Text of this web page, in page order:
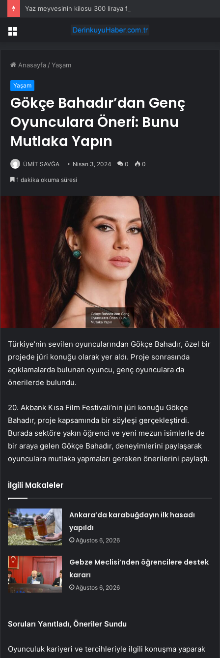
Yaz meyvesinin kilosu 300 liraya fırladı, emekli isyan etti
Menü
Anasayfa /Yaşam
Yaşam
Gökçe Bahadır’dan Genç
Oyunculara Öneri: Bunu
Mutlaka Yapın
ÜMİT SAVĞA Nisan 3, 2024 0 0
1 dakika okuma süresi
Türkiye’nin sevilen oyuncularından Gökçe Bahadır, özel bir
projede jüri konuğu olarak yer aldı. Proje sonrasında
açıklamalarda bulunan oyuncu, genç oyunculara da
önerilerde bulundu.
20. Akbank Kısa Film Festivali’nin jüri konuğu Gökçe
Bahadır, proje kapsamında bir söyleşi gerçekleştirdi.
Burada sektöre yakın öğrenci ve yeni mezun isimlerle de
bir araya gelen Gökçe Bahadır, deneyimlerini paylaşarak
oyunculara mutlaka yapmaları gereken önerilerini paylaştı.
İlgili Makaleler
Ankara’da karabuğdayın ilk hasadı
yapıldı
Ağustos 6, 2026
Gebze Meclisi’nden öğrencilere destek
kararı
Ağustos 6, 2026
Soruları Yanıtladı, Öneriler Sundu
Oyunculuk kariyeri ve tercihleriyle ilgili konuşma yaparak